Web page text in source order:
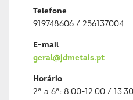
Telefone
919748606 / 256137004
E-mail
geral@jdmetais.pt
Horário
2ª a 6ª: 8:00-12:00 /